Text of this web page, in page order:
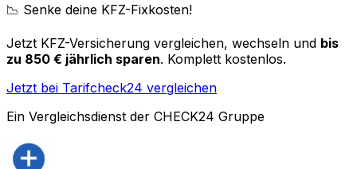
📉 Senke deine KFZ-Fixkosten!
Jetzt KFZ-Versicherung vergleichen, wechseln und bis
zu 850 € jährlich sparen. Komplett kostenlos.
Jetzt bei Tarifcheck24 vergleichen
Ein Vergleichsdienst der CHECK24 Gruppe